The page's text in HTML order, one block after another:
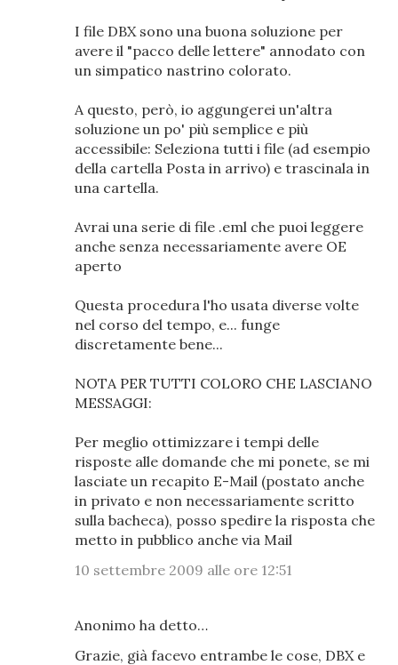
I file DBX sono una buona soluzione per
avere il "pacco delle lettere" annodato con
un simpatico nastrino colorato.
A questo, però, io aggungerei un'altra
soluzione un po' più semplice e più
accessibile: Seleziona tutti i file (ad esempio
della cartella Posta in arrivo) e trascinala in
una cartella.
Avrai una serie di file .eml che puoi leggere
anche senza necessariamente avere OE
aperto
Questa procedura l'ho usata diverse volte
nel corso del tempo, e... funge
discretamente bene...
NOTA PER TUTTI COLORO CHE LASCIANO
MESSAGGI:
Per meglio ottimizzare i tempi delle
risposte alle domande che mi ponete, se mi
lasciate un recapito E-Mail (postato anche
in privato e non necessariamente scritto
sulla bacheca), posso spedire la risposta che
metto in pubblico anche via Mail
10 settembre 2009 alle ore 12:51
Anonimo ha detto…
Grazie, già facevo entrambe le cose, DBX e